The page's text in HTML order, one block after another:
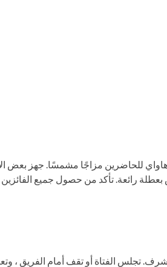
للحاضرين مزاجًا مشمسًا. جهز بعض
رائعة. تأكد من حصول جميع
تجلس الفتاة أو تقف أمام الفريق ،